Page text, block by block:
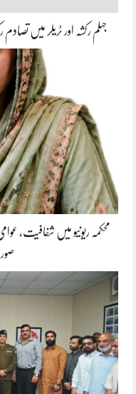
جہلم رکشہ اور ٹریلر میں
محکمہ ریونیو میں شفافیت،